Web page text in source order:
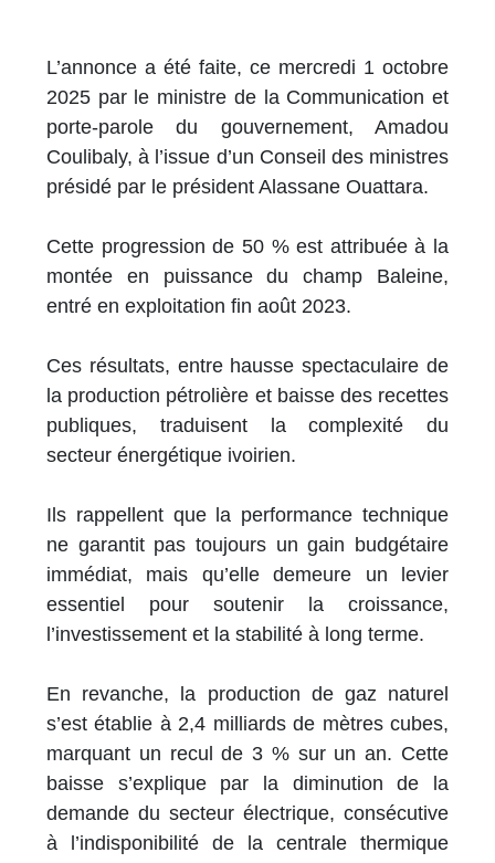
L’annonce a été faite, ce mercredi 1 octobre
2025 par le ministre de la Communication et
porte-parole du gouvernement, Amadou
Coulibaly, à l’issue d’un Conseil des ministres
présidé par le président Alassane Ouattara.
Cette progression de 50 % est attribuée à la
montée en puissance du champ Baleine,
entré en exploitation fin août 2023.
Ces résultats, entre hausse spectaculaire de
la production pétrolière et baisse des recettes
publiques, traduisent la complexité du
secteur énergétique ivoirien.
Ils rappellent que la performance technique
ne garantit pas toujours un gain budgétaire
immédiat, mais qu’elle demeure un levier
essentiel pour soutenir la croissance,
l’investissement et la stabilité à long terme.
En revanche, la production de gaz naturel
s’est établie à 2,4 milliards de mètres cubes,
marquant un recul de 3 % sur un an. Cette
baisse s’explique par la diminution de la
demande du secteur électrique, consécutive
à l’indisponibilité de la centrale thermique